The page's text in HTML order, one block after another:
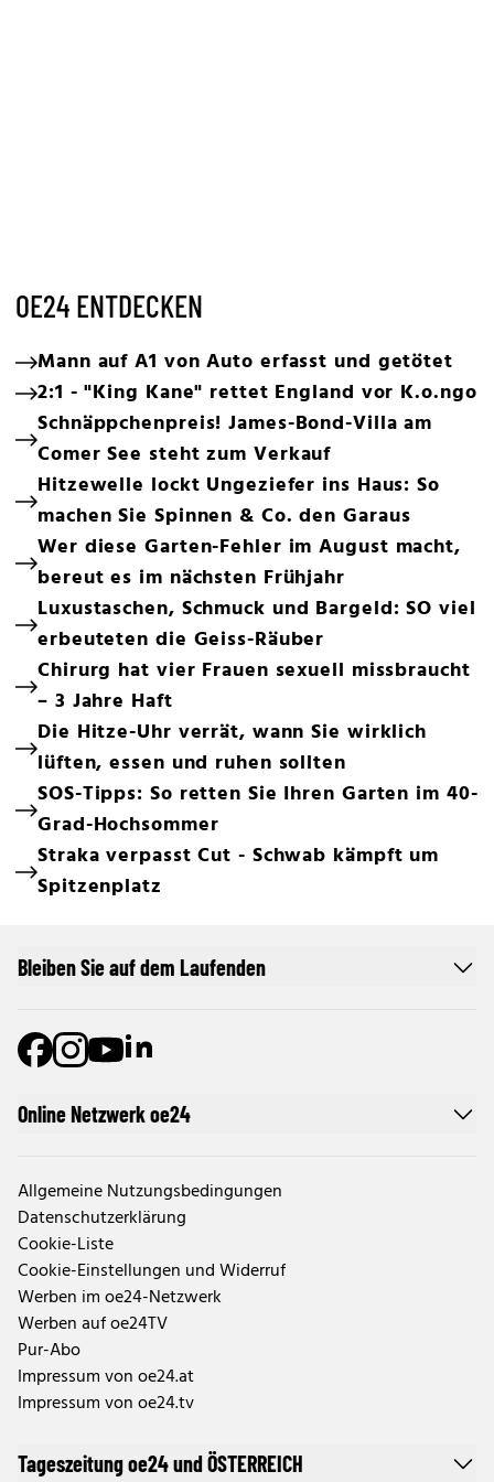
OE24 ENTDECKEN
Mann auf A1 von Auto erfasst und getötet
2:1 - "King Kane" rettet England vor K.o.ngo
Schnäppchenpreis! James-Bond-Villa am
Comer See steht zum Verkauf
Hitzewelle lockt Ungeziefer ins Haus: So
machen Sie Spinnen & Co. den Garaus
Wer diese Garten-Fehler im August macht,
bereut es im nächsten Frühjahr
Luxustaschen, Schmuck und Bargeld: SO viel
erbeuteten die Geiss-Räuber
Chirurg hat vier Frauen sexuell missbraucht
– 3 Jahre Haft
Die Hitze-Uhr verrät, wann Sie wirklich
lüften, essen und ruhen sollten
SOS-Tipps: So retten Sie Ihren Garten im 40-
Grad-Hochsommer
Straka verpasst Cut - Schwab kämpft um
Spitzenplatz
Online Netzwerk oe24
Allgemeine Nutzungsbedingungen
Datenschutzerklärung
Cookie-Liste
Cookie-Einstellungen und Widerruf
Werben im oe24-Netzwerk
Werben auf oe24TV
Pur-Abo
Impressum von oe24.at
Impressum von oe24.tv
Tageszeitung oe24 und ÖSTERREICH
Bleiben Sie auf dem Laufenden